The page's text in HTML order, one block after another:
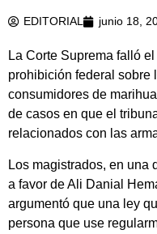
EDITORIAL junio 18,
La Corte Suprema falló
prohibición federal sobre
consumidores de
de casos en que el
relacionados con las
Los magistrados, en una
a favor de Ali Danial
argumentó que una ley
persona que use